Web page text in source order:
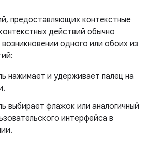
предоставляющих контекстные
действий обычно
одного или обоих из
нажимает и удерживает палец на
выбирает флажок или аналогичный
интерфейса в